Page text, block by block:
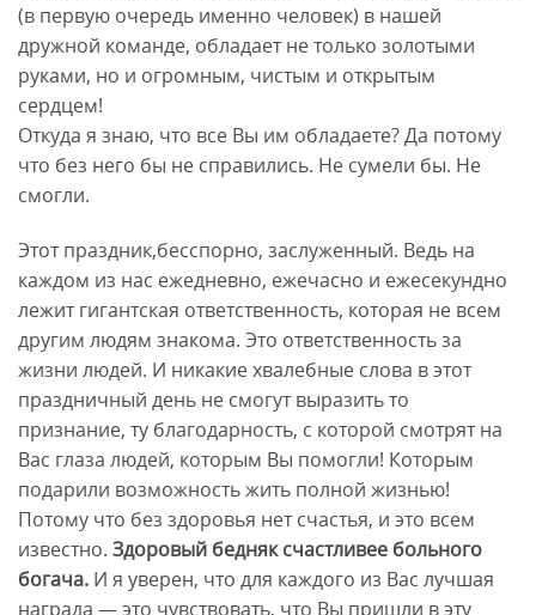
(в первую очередь именно человек) в нашей
дружной команде, обладает не только золотыми
руками, но и огромным, чистым и открытым
сердцем!
Откуда я знаю, что все Вы им обладаете? Да потому
что без него бы не справились. Не сумели бы. Не
смогли.
Этот праздник,бесспорно, заслуженный. Ведь на
каждом из нас ежедневно, ежечасно и ежесекундно
лежит гигантская ответственность, которая не всем
другим людям знакома. Это ответственность за
жизни людей. И никакие хвалебные слова в этот
праздничный день не смогут выразить то
признание, ту благодарность, с которой смотрят на
Вас глаза людей, которым Вы помогли! Которым
подарили возможность жить полной жизнью!
Потому что без здоровья нет счастья, и это всем
известно. Здоровый бедняк счастливее больного
богача. И я уверен, что для каждого из Вас лучшая
награда — это чувствовать, что Вы пришли в эту